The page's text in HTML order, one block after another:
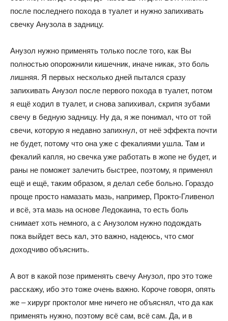
после последнего похода в туалет и нужно запихивать
свечку Анузола в задницу.
Анузол нужно применять только после того, как Вы
полностью опорожнили кишечник, иначе никак, это боль
лишняя. Я первых несколько дней пытался сразу
запихивать Анузол после первого похода в туалет, потом
я ещё ходил в туалет, и снова запихивал, скрипя зубами
свечу в бедную задницу. Ну да, я же понимал, что от той
свечи, которую я недавно запихнул, от неё эффекта почти
не будет, потому что она уже с фекалиями ушла. Там и
фекалий капля, но свечка уже работать в жопе не будет, и
раны не поможет залечить быстрее, поэтому, я применял
ещё и ещё, таким образом, я делал себе больно. Гораздо
проще просто намазать мазь, например, Прокто-Гливенол
и всё, эта мазь на основе Ледокаина, то есть боль
снимает хоть немного, а с Анузолом нужно подождать
пока выйдет весь кал, это важно, надеюсь, что смог
доходчиво объяснить.
А вот в какой позе применять свечу Анузол, про это тоже
расскажу, ибо это тоже очень важно. Короче говоря, опять
же – хирург проктолог мне ничего не объяснял, что да как
применять нужно, поэтому всё сам, всё сам. Да, и в